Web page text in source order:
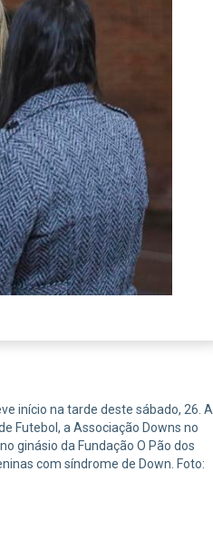
início na tarde deste sábado, 26. A
Futebol, a Associação Downs no
ginásio da Fundação O Pão dos
com síndrome de Down. Foto: